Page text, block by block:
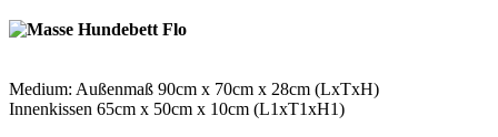
Medium: Außenmaß 90cm x 70cm x 28cm (LxTxH)
Innenkissen 65cm x 50cm x 10cm (L1xT1xH1)